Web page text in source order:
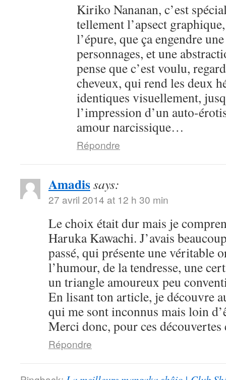
Kiriko Nananan, c’est
tellement l’apsect
l’épure, que ça engendre
personnages, et une
pense que c’est voulu,
cheveux, qui rend les deux
identiques visuellement,
l’impression d’un auto-
amour narcissique…
Répondre
Amadissays:
27 avril 2014 at 12 h 30 min
Le choix était dur mais je
Haruka Kawachi. J’avais
passé, qui présente une véritable
l’humour, de la tendresse, une
un triangle amoureux peu
En lisant ton article, je découvre
qui me sont inconnus mais loin
Merci donc, pour ces
Répondre